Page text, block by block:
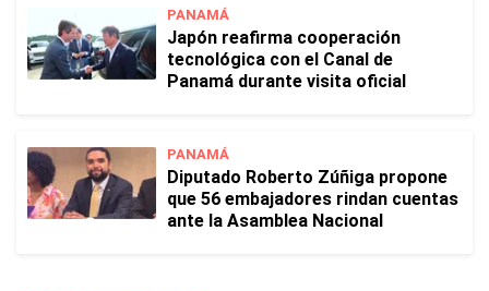
PANAMÁ
Japón reafirma cooperación
tecnológica con el Canal de
Panamá durante visita oficial
PANAMÁ
Diputado Roberto Zúñiga propone
que 56 embajadores rindan cuentas
ante la Asamblea Nacional